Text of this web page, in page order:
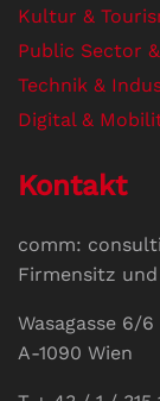
Kultur &
Public Sector
Technik &
Digital &
Kontakt
comm:
Firmensitz
Wasagasse 6/6
A-1090 Wien